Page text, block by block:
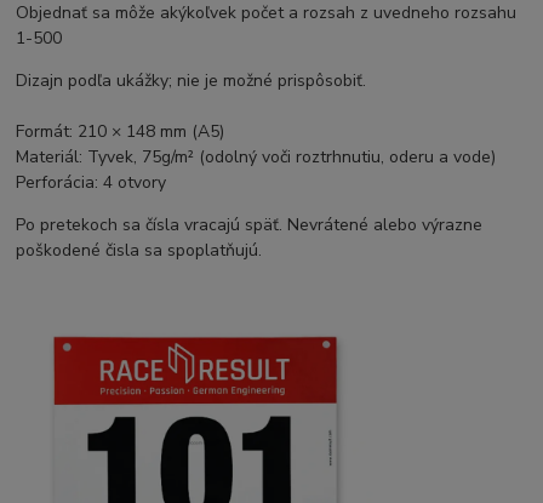
Objednať sa môže akýkoľvek počet a rozsah z uvedneho rozsahu
1-500
Dizajn podľa ukážky; nie je možné prispôsobiť.
Formát: 210 × 148 mm (A5)
Materiál: Tyvek, 75g/m² (odolný voči roztrhnutiu, oderu a vode)
Perforácia: 4 otvory
Po pretekoch sa čísla vracajú späť. Nevrátené alebo výrazne
poškodené čisla sa spoplatňujú.